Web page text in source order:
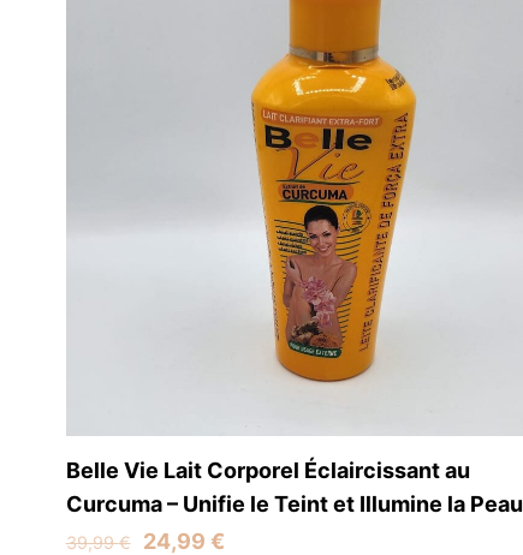
Belle Vie Lait Corporel Éclaircissant au
Curcuma – Unifie le Teint et Illumine la Peau
39,99€
Original
24,99 €Current